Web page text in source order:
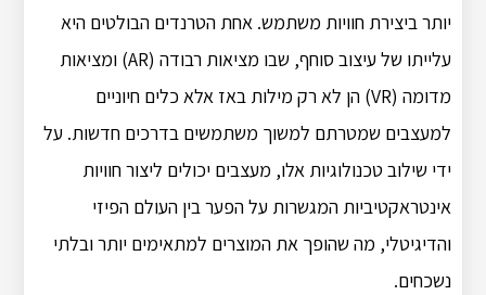
יותר ביצירת חוויות משתמש. אחת הטרנדים הבולטים היא
עלייתו של עיצוב סוחף, שבו מציאות רבודה (AR) ומציאות
מדומה (VR) הן לא רק מילות באז אלא כלים חיוניים
למעצבים שמטרתם למשוך משתמשים בדרכים חדשות. על
ידי שילוב טכנולוגיות אלו, מעצבים יכולים ליצור חוויות
אינטראקטיביות המגשרות על הפער בין העולם הפיזי
והדיגיטלי, מה שהופך את המוצרים למתאימים יותר ובלתי
נשכחים.